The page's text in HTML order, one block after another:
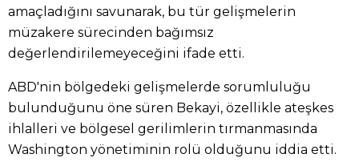
amaçladığını savunarak, bu tür gelişmelerin
müzakere sürecinden bağımsız
değerlendirilemeyeceğini ifade etti.
ABD'nin bölgedeki gelişmelerde sorumluluğu
bulunduğunu öne süren Bekayi, özellikle ateşkes
ihlalleri ve bölgesel gerilimlerin tırmanmasında
Washington yönetiminin rolü olduğunu iddia etti.